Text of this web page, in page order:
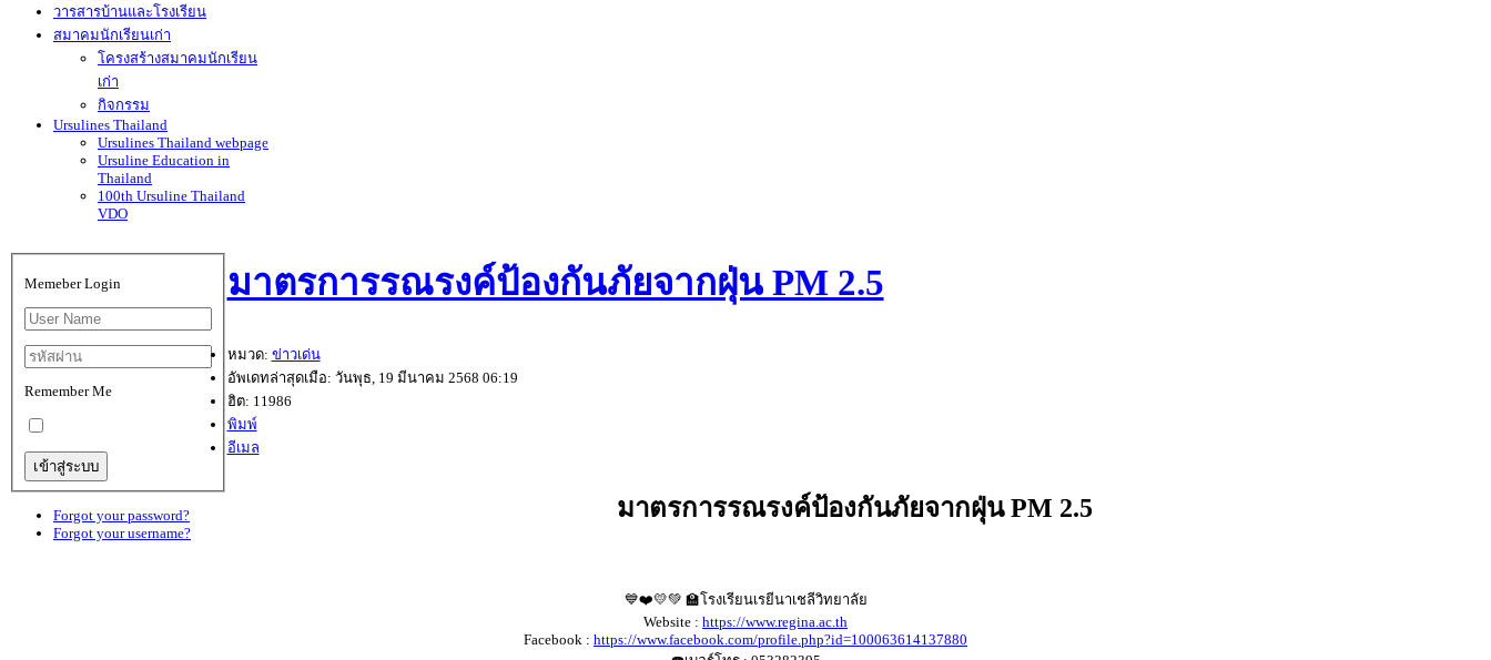
วารสารบ้านและโรงเรียน
สมาคมนักเรียนเก่า
โครงสร้างสมาคมนักเรียน
เก่า
กิจกรรม
Ursulines Thailand
Ursulines Thailand webpage
Ursuline Education in
Thailand
100th Ursuline Thailand
VDO
Memeber Login
Remember Me
Forgot your password?
Forgot your username?
มาตรการรณรงค์ป้องกันภัยจากฝุ่น PM 2.5
หมวด: ข่าวเด่น
อัพเดทล่าสุดเมือ: วันพุธ, 19 มีนาคม 2568 06:19
ฮิต: 11986
พิมพ์
อีเมล
มาตรการรณรงค์ป้องกันภัยจากฝุ่น PM 2.5
💙❤️💛💚 🏫โรงเรียนเรยีนาเชลีวิทยาลัย
Website : https://www.regina.ac.th
Facebook : https://www.facebook.com/profile.php?id=100063614137880